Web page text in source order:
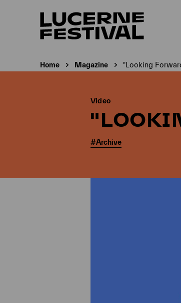
Home Magazine Current page:
"Looking
Video
#Archive